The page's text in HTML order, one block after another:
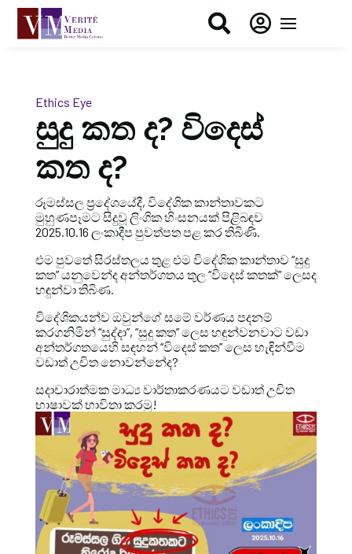
 
Ethics Eye
සුදු කත ද? විදෙස්
කත ද?
රූමස්සල ප්‍රදේශයේදී, විදේශික කාන්තාවකට
මුහුණපෑමට සිදුවූ ලිංගික හිංසනයක් පිළිබඳව
2025.10.16 ලංකාදීප පුවත්පත පළ කර තිබිණි.
එම පුවතේ සිරස්තලය තුළ එම විදේශික කාන්තාව “සුදු
කත” යනුවෙන්ද අන්තර්ගතය තුල “විදෙස් කතක්” ලෙසද
හඳුන්වා තිබිණ.
විදේශිකයන්ව ඔවුන්ගේ සමේ වර්ණය පදනම්
කරගනිමින් “සුද්දා”, “සුදු කත” ලෙස හඳුන්වනවාට වඩා
අන්තර්ගතයෙහි සඳහන් “විදෙස් කත” ලෙස හැඳින්වීම
වඩාත් උචිත නොවන්නේද?
සදාචාරාත්මක මාධ්‍ය වාර්තාකරණයට වඩාත් උචිත
භාෂාවක් භාවිතා කරමු!